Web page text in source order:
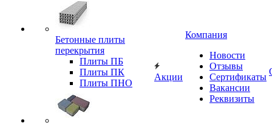
Бетонные плиты
перекрытия
Плиты ПБ
Плиты ПК
Плиты ПНО
Акции
Компания
Новости
Отзывы
Сертификаты
Вакансии
Реквизиты